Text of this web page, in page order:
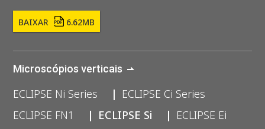
BAIXAR 6.62MB
Microscópios verticais
ECLIPSE Ni Series
ECLIPSE Ci Series
ECLIPSE FN1
ECLIPSE Si
ECLIPSE Ei